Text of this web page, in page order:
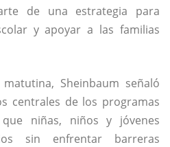
de una estrategia para
y apoyar a las familias
Sheinbaum señaló
centrales de los programas
niñas, niños y jóvenes
sin enfrentar barreras